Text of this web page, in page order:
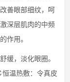
善眼部细纹，呵
深层肌肉的中频
作用。
，淡化眼圈。
温热敷：令真皮